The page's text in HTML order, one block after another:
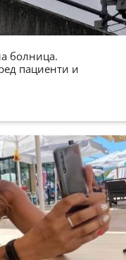
болница.
пациенти и